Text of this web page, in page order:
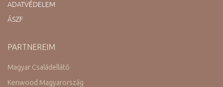
ADATVÉDELEM
ÁSZF
PARTNEREIM
Magyar Családellátó
Kenwood Magyarország